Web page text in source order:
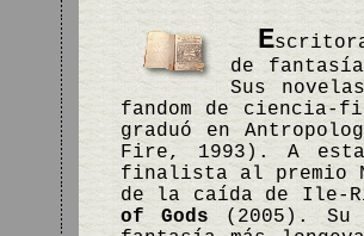
E
de
Sus
fandom de ciencia-
graduó en
Fire, 1993). A
finalista al premio
de la caída de Ile-
of Gods (2005). Su